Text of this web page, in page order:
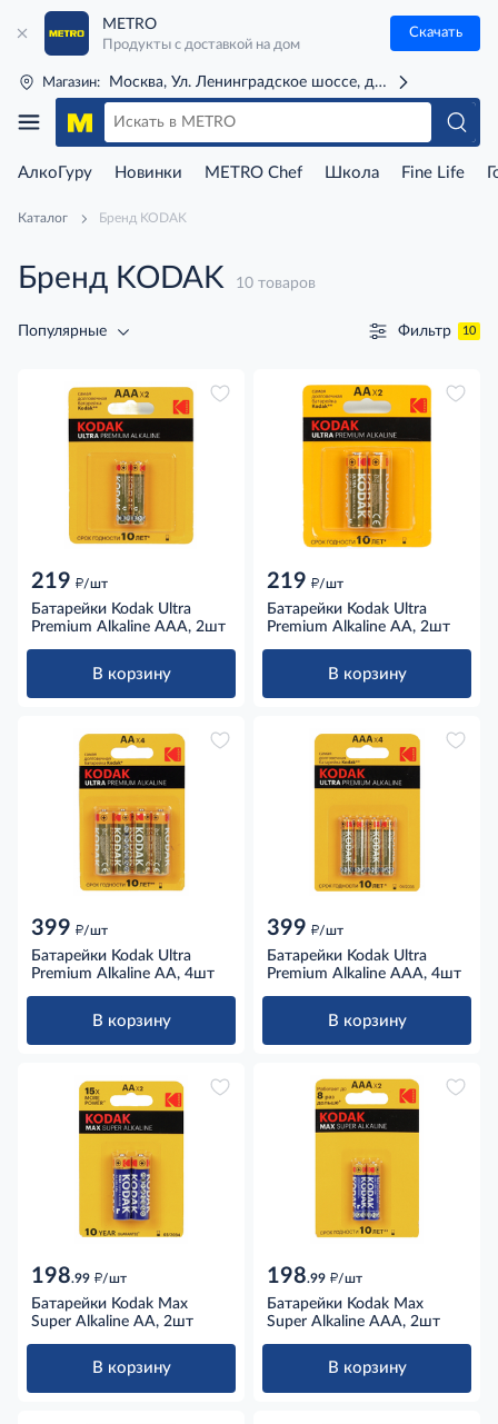
METRO
Продукты с доставкой на дом
Скачать
Магазин: Москва, Ул. Ленинградское шоссе, д. 71Г (м. Речной
АлкоГуру Новинки METRO Chef Школа Fine Life
Каталог Бренд KODAK
Бренд KODAK 10 товаров
Популярные Фильтр 10
219 д/шт
Батарейки Kodak Ultra
Premium Alkaline AAA, 2шт
В корзину
219 д/шт
Батарейки Kodak Ultra
Premium Alkaline AA, 2шт
В корзину
399 д/шт
Батарейки Kodak Ultra
Premium Alkaline AA, 4шт
В корзину
399 д/шт
Батарейки Kodak Ultra
Premium Alkaline AAA, 4шт
В корзину
198.99 д/шт
Батарейки Kodak Max
Super Alkaline AA, 2шт
В корзину
198.99 д/шт
Батарейки Kodak Max
Super Alkaline AAA, 2шт
В корзину